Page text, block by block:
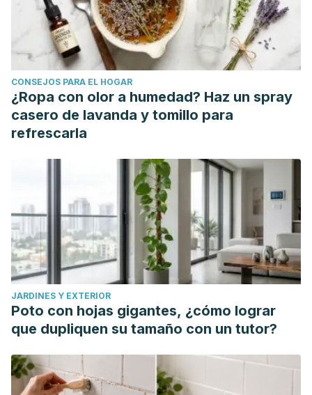
CONSEJOS PARA EL HOGAR
¿Ropa con olor a humedad? Haz un spray
casero de lavanda y tomillo para
refrescarla
JARDINES Y EXTERIOR
Poto con hojas gigantes, ¿cómo lograr
que dupliquen su tamaño con un tutor?